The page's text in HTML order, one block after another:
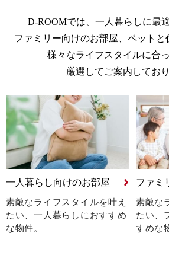
D-ROOMでは、一人暮らしに最
ファミリー向けのお部屋、ペットと
様々なライフスタイルに合
厳選してご案内しており
一人暮らし向けのお部屋
素敵なライフスタイルを叶え
たい、一人暮らしにおすすめ
な物件。
ファミ
素敵な
たい、
すめな